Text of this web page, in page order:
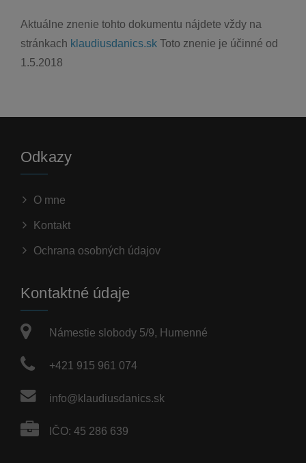
Aktuálne znenie tohto dokumentu nájdete vždy na
stránkach klaudiusdanics.sk Toto znenie je účinné od
1.5.2018
Odkazy
O mne
Kontakt
Ochrana osobných údajov
Kontaktné údaje
Námestie slobody 5/9, Humenné
+421 915 961 074
info@klaudiusdanics.sk
IČO: 45 286 639